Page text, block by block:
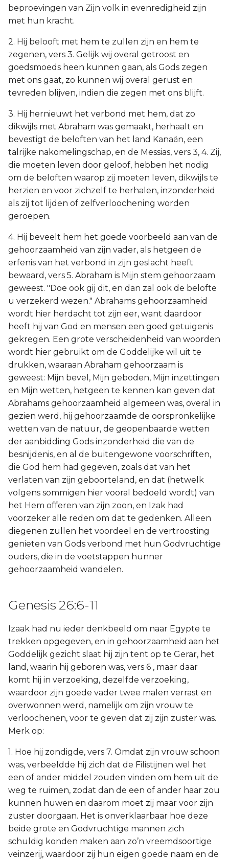
beproevingen van Zijn volk in evenredigheid zijn
met hun kracht.
2. Hij belooft met hem te zullen zijn en hem te
zegenen, vers 3. Gelijk wij overal getroost en
goedsmoeds heen kunnen gaan, als Gods zegen
met ons gaat, zo kunnen wij overal gerust en
tevreden blijven, indien die zegen met ons blijft.
3. Hij hernieuwt het verbond met hem, dat zo
dikwijls met Abraham was gemaakt, herhaalt en
bevestigt de beloften van het land Kanaän, een
talrijke nakomelingschap, en de Messias, vers 3, 4. Zij,
die moeten leven door geloof, hebben het nodig
om de beloften waarop zij moeten leven, dikwijls te
herzien en voor zichzelf te herhalen, inzonderheid
als zij tot lijden of zelfverloochening worden
geroepen.
4. Hij beveelt hem het goede voorbeeld aan van de
gehoorzaamheid van zijn vader, als hetgeen de
erfenis van het verbond in zijn geslacht heeft
bewaard, vers 5. Abraham is Mijn stem gehoorzaam
geweest. "Doe ook gij dit, en dan zal ook de belofte
u verzekerd wezen." Abrahams gehoorzaamheid
wordt hier herdacht tot zijn eer, want daardoor
heeft hij van God en mensen een goed getuigenis
gekregen. Een grote verscheidenheid van woorden
wordt hier gebruikt om de Goddelijke wil uit te
drukken, waaraan Abraham gehoorzaam is
geweest: Mijn bevel, Mijn geboden, Mijn inzettingen
en Mijn wetten, hetgeen te kennen kan geven dat
Abrahams gehoorzaamheid algemeen was, overal in
gezien werd, hij gehoorzaamde de oorspronkelijke
wetten van de natuur, de geopenbaarde wetten
der aanbidding Gods inzonderheid die van de
besnijdenis, en al de buitengewone voorschriften,
die God hem had gegeven, zoals dat van het
verlaten van zijn geboorteland, en dat (hetwelk
volgens sommigen hier vooral bedoeld wordt) van
het Hem offeren van zijn zoon, en Izak had
voorzeker alle reden om dat te gedenken. Alleen
diegenen zullen het voordeel en de vertroosting
genieten van Gods verbond met hun Godvruchtige
ouders, die in de voetstappen hunner
gehoorzaamheid wandelen.
Genesis 26:6-11
Izaak had nu ieder denkbeeld om naar Egypte te
trekken opgegeven, en in gehoorzaamheid aan het
Goddelijk gezicht slaat hij zijn tent op te Gerar, het
land, waarin hij geboren was, vers 6 , maar daar
komt hij in verzoeking, dezelfde verzoeking,
waardoor zijn goede vader twee malen verrast en
overwonnen werd, namelijk om zijn vrouw te
verloochenen, voor te geven dat zij zijn zuster was.
Merk op:
1. Hoe hij zondigde, vers 7. Omdat zijn vrouw schoon
was, verbeeldde hij zich dat de Filistijnen wel het
een of ander middel zouden vinden om hem uit de
weg te ruimen, zodat dan de een of ander haar zou
kunnen huwen en daarom moet zij maar voor zijn
zuster doorgaan. Het is onverklaarbaar hoe deze
beide grote en Godvruchtige mannen zich
schuldig konden maken aan zo’n vreemdsoortige
veinzerij, waardoor zij hun eigen goede naam en de